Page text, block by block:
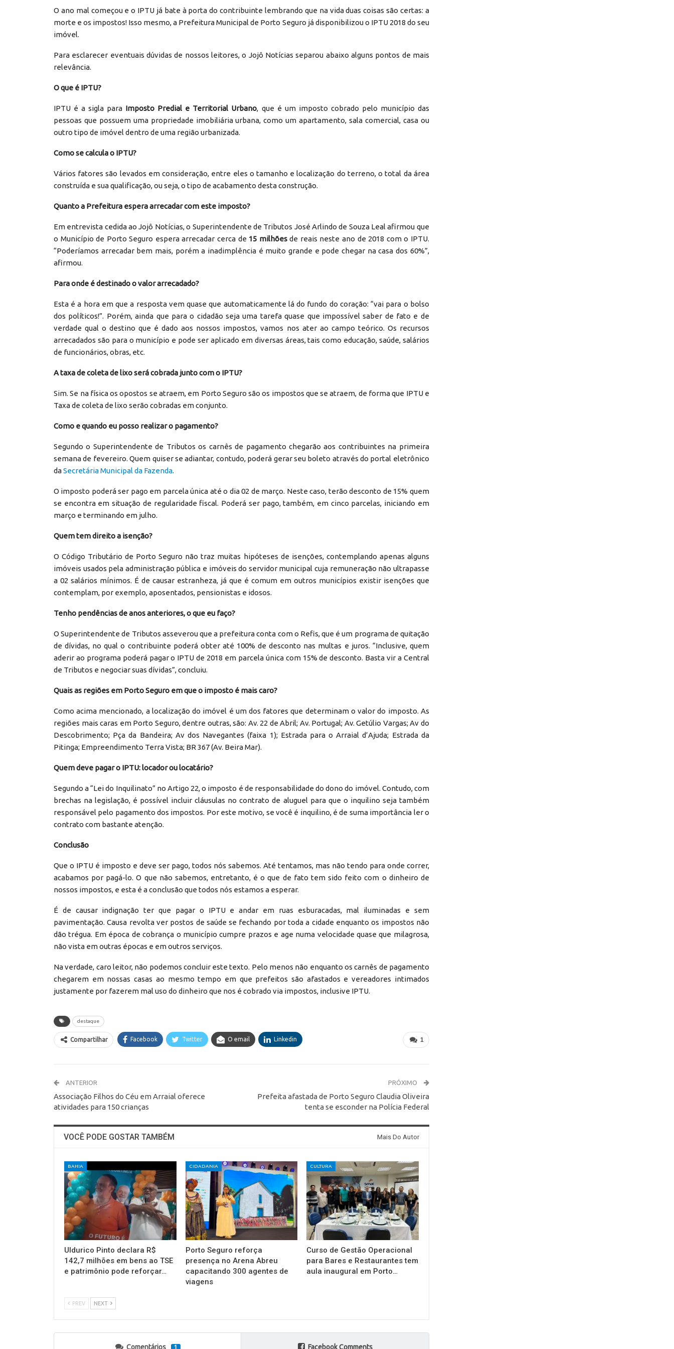
O ano mal começou e o IPTU já bate à porta do contribuinte lembrando que na vida duas coisas são certas: a
morte e os impostos! Isso mesmo, a Prefeitura Municipal de Porto Seguro já disponibilizou o IPTU 2018 do seu
imóvel.
Para esclarecer eventuais dúvidas de nossos leitores, o Jojô Notícias separou abaixo alguns pontos de mais
relevância.
O que é IPTU?
IPTU é a sigla para Imposto Predial e Territorial Urbano, que é um imposto cobrado pelo município das
pessoas que possuem uma propriedade imobiliária urbana, como um apartamento, sala comercial, casa ou
outro tipo de imóvel dentro de uma região urbanizada.
Como se calcula o IPTU?
Vários fatores são levados em consideração, entre eles o tamanho e localização do terreno, o total da área
construída e sua qualificação, ou seja, o tipo de acabamento desta construção.
Quanto a Prefeitura espera arrecadar com este imposto?
Em entrevista cedida ao Jojô Notícias, o Superintendente de Tributos José Arlindo de Souza Leal afirmou que
o Município de Porto Seguro espera arrecadar cerca de 15 milhõesde reais neste ano de 2018 com o IPTU.
“Poderíamos arrecadar bem mais, porém a inadimplência é muito grande e pode chegar na casa dos 60%”,
afirmou.
Para onde é destinado o valor arrecadado?
Esta é a hora em que a resposta vem quase que automaticamente lá do fundo do coração: “vai para o bolso
dos políticos!”. Porém, ainda que para o cidadão seja uma tarefa quase que impossível saber de fato e de
verdade qual o destino que é dado aos nossos impostos, vamos nos ater ao campo teórico. Os recursos
arrecadados são para o município e pode ser aplicado em diversas áreas, tais como educação, saúde, salários
de funcionários, obras, etc.
A taxa de coleta de lixo será cobrada junto com o IPTU?
Sim. Se na física os opostos se atraem, em Porto Seguro são os impostos que se atraem, de forma que IPTU e
Taxa de coleta de lixo serão cobradas em conjunto.
Como e quando eu posso realizar o pagamento?
Segundo o Superintendente de Tributos os carnês de pagamento chegarão aos contribuintes na primeira
semana de fevereiro. Quem quiser se adiantar, contudo, poderá gerar seu boleto através do portal eletrônico
daSecretária Municipal da Fazenda.
O imposto poderá ser pago em parcela única até o dia 02 de março. Neste caso, terão desconto de 15% quem
se encontra em situação de regularidade fiscal. Poderá ser pago, também, em cinco parcelas, iniciando em
março e terminando em julho.
Quem tem direito a isenção?
O Código Tributário de Porto Seguro não traz muitas hipóteses de isenções, contemplando apenas alguns
imóveis usados pela administração pública e imóveis do servidor municipal cuja remuneração não ultrapasse
a 02 salários mínimos. É de causar estranheza, já que é comum em outros municípios existir isenções que
contemplam, por exemplo, aposentados, pensionistas e idosos.
Tenho pendências de anos anteriores, o que eu faço?
O Superintendente de Tributos asseverou que a prefeitura conta com o Refis, que é um programa de quitação
de dívidas, no qual o contribuinte poderá obter até 100% de desconto nas multas e juros. “Inclusive, quem
aderir ao programa poderá pagar o IPTU de 2018 em parcela única com 15% de desconto. Basta vir a Central
de Tributos e negociar suas dívidas”, concluiu.
Quais as regiões em Porto Seguro em que o imposto é mais caro?
Como acima mencionado, a localização do imóvel é um dos fatores que determinam o valor do imposto. As
regiões mais caras em Porto Seguro, dentre outras, são: Av. 22 de Abril; Av. Portugal; Av. Getúlio Vargas; Av do
Descobrimento; Pça da Bandeira; Av dos Navegantes (faixa 1); Estrada para o Arraial d’Ajuda; Estrada da
Pitinga; Empreendimento Terra Vista; BR 367 (Av. Beira Mar).
Quem deve pagar o IPTU: locador ou locatário?
Segundo a “Lei do Inquilinato” no Artigo 22, o imposto é de responsabilidade do dono do imóvel. Contudo, com
brechas na legislação, é possível incluir cláusulas no contrato de aluguel para que o inquilino seja também
responsável pelo pagamento dos impostos. Por este motivo, se você é inquilino, é de suma importância ler o
contrato com bastante atenção.
Conclusão
Que o IPTU é imposto e deve ser pago, todos nós sabemos. Até tentamos, mas não tendo para onde correr,
acabamos por pagá-lo. O que não sabemos, entretanto, é o que de fato tem sido feito com o dinheiro de
nossos impostos, e esta é a conclusão que todos nós estamos a esperar.
É de causar indignação ter que pagar o IPTU e andar em ruas esburacadas, mal iluminadas e sem
pavimentação. Causa revolta ver postos de saúde se fechando por toda a cidade enquanto os impostos não
dão trégua. Em época de cobrança o município cumpre prazos e age numa velocidade quase que milagrosa,
não vista em outras épocas e em outros serviços.
Na verdade, caro leitor, não podemos concluir este texto. Pelo menos não enquanto os carnês de pagamento
chegarem em nossas casas ao mesmo tempo em que prefeitos são afastados e vereadores intimados
justamente por fazerem mal uso do dinheiro que nos é cobrado via impostos, inclusive IPTU.
destaque
1
Compartilhar Facebook Twitter O email Linkedin
ANTERIOR
Associação Filhos do Céu em Arraial oferece
atividades para 150 crianças
PRÓXIMO
Prefeita afastada de Porto Seguro Claudia Oliveira
tenta se esconder na Polícia Federal
VOCÊ PODE GOSTAR TAMBÉM Mais Do Autor
BAHIA
Uldurico Pinto declara R$
142,7 milhões em bens ao TSE
e patrimônio pode reforçar…
CIDADANIA
Porto Seguro reforça
presença no Arena Abreu
capacitando 300 agentes de
viagens
CULTURA
Curso de Gestão Operacional
para Bares e Restaurantes tem
aula inaugural em Porto…
PREV NEXT
Comentários 1 Facebook Comments